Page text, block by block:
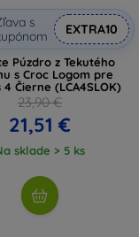
s
EXTRA10
Púzdro z Tekutého
s Croc Logom pre
4 Čierne (LCA4SLOK)
23,90 €
21,51 €
sklade > 5 ks